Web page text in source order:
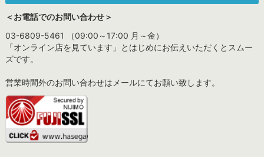
＜お電話でのお問い合わせ＞
03-6809-5461 （09:00～17:00 月～金）
「オンライン店を見ています」とはじめにお伝えいただくとスムー
ズです。
営業時間外のお問い合わせはメールにてお願い致します。